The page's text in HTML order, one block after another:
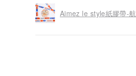
Aimez le style紙膠帶-